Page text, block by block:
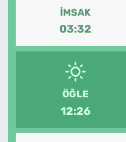
İMSAK
03:32
ÖĞLE
12:26